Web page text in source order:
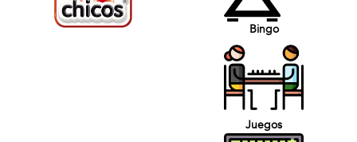
Bingo
Juegos